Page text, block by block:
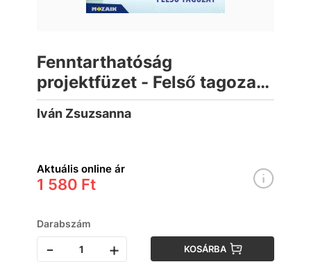
Fenntarthatóság
projektfüzet - Felső tagozat
(Téma7)
Iván Zsuzsanna
Aktuális online ár
1 580 Ft
Darabszám
- + KOSÁRBA